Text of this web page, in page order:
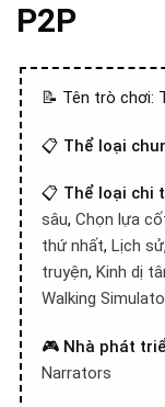
P2P
📝 Tên trò chơi:
📋 Thể loại
📋 Thể loại chi
sâu, Chọn lựa
thứ nhất, Lịch sử,
truyện, Kinh dị
Walking
🎮 Nhà phát
Narrators